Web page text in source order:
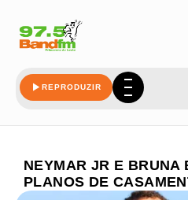
REPRODUZIR
NEYMAR JR E BRUNA
PLANOS DE